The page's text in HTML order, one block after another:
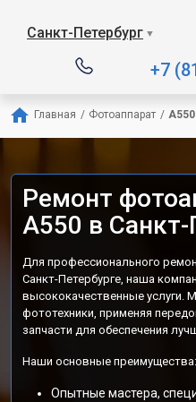
Санкт-Петербург ▼
+7
Главная / Фотоаппарат / A550
Ремонт
A550 в Санкт-
Для профессионального
Санкт-Петербурге, наша
высококачественные услуги.
фототехники, применяя
запчасти для обеспечения
Наши основные преимущества:
Опытные мастера,